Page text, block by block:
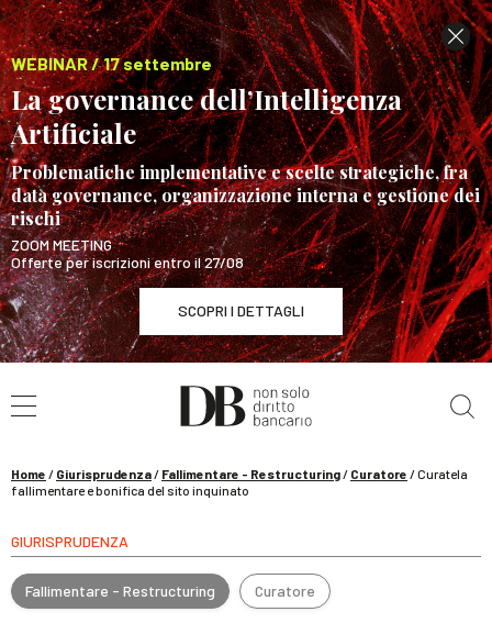
WEBINAR / 17 settembre
La governance dell’Intelligenza
Artificiale
Problematiche implementative e scelte strategiche, fra
data governance, organizzazione interna e gestione dei
rischi
ZOOM MEETING
Offerte per iscrizioni entro il 27/08
SCOPRI I DETTAGLI
WEBINAR / 17 settembre
La governance dell’Intelligenza Artificiale
Home / Giurisprudenza/ Fallimentare - Restructuring/ Curatore /Curatela
fallimentare e bonifica del sito inquinato
GIURISPRUDENZA
Fallimentare - Restructuring Curatore